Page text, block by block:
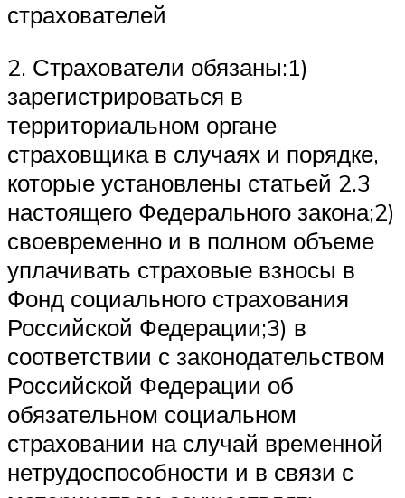
страхователей
2. Страхователи обязаны:1)
зарегистрироваться в
территориальном органе
страховщика в случаях и порядке,
которые установлены статьей 2.3
настоящего Федерального закона;2)
своевременно и в полном объеме
уплачивать страховые взносы в
Фонд социального страхования
Российской Федерации;3) в
соответствии с законодательством
Российской Федерации об
обязательном социальном
страховании на случай временной
нетрудоспособности и в связи с